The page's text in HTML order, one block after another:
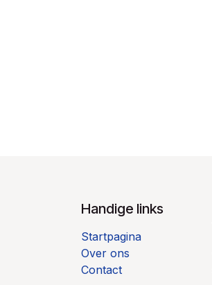
Handige links
Startpagina
Over ons
Contact